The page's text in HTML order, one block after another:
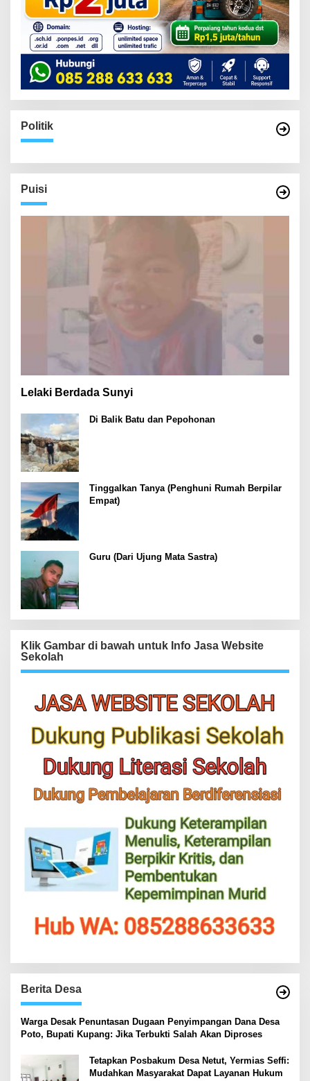
Politik
Puisi
Lelaki Berdada Sunyi
Di Balik Batu dan Pepohonan
Tinggalkan Tanya (Penghuni Rumah Berpilar
Empat)
Guru (Dari Ujung Mata Sastra)
Klik Gambar di bawah untuk Info Jasa Website
Sekolah
Berita Desa
‎Warga Desak Penuntasan Dugaan Penyimpangan Dana Desa
Poto, Bupati Kupang: Jika Terbukti Salah Akan Diproses
Tetapkan Posbakum Desa Netut, Yermias Seffi:
Mudahkan Masyarakat Dapat Layanan Hukum